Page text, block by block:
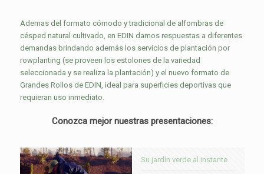
Ademas del formato cómodo y tradicional de alfombras de
césped natural cultivado, en EDIN damos respuestas a diferentes
demandas brindando además los servicios de plantación por
rowplanting (se proveen los estolones de la variedad
seleccionada y se realiza la plantación) y el nuevo formato de
Grandes Rollos de EDIN, ideal para superficies deportivas que
requieran uso inmediato.
Conozca mejor nuestras presentaciones:
Su jardín verde al instante